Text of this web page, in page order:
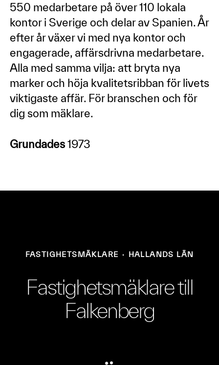
550 medarbetare på över 110 lokala
kontor i Sverige och delar av Spanien. År
efter år växer vi med nya kontor och
engagerade, affärsdrivna medarbetare.
Alla med samma vilja: att bryta nya
marker och höja kvalitetsribban för livets
viktigaste affär. För branschen och för
dig som mäklare.
Grundades 1973
FASTIGHETSMÄKLARE · HALLANDS LÄN
Fastighetsmäklare till
Falkenberg